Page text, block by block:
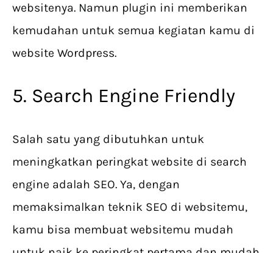
websitenya. Namun plugin ini memberikan
kemudahan untuk semua kegiatan kamu di
website Wordpress.
5. Search Engine Friendly
Salah satu yang dibutuhkan untuk
meningkatkan peringkat website di search
engine adalah SEO. Ya, dengan
memaksimalkan teknik SEO di websitemu,
kamu bisa membuat websitemu mudah